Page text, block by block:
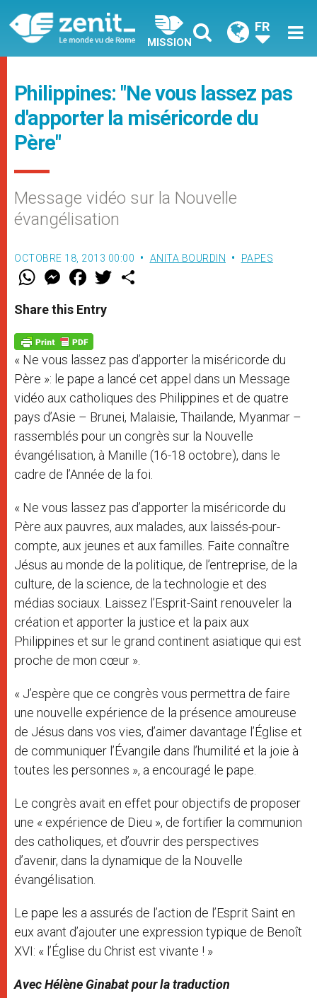
MISSION
FR
Philippines: "Ne vous lassez pas
d'apporter la miséricorde du
Père "
Message vidéo sur la Nouvelle
évangélisation
OCTOBRE 18, 2013 00:00 ANITA BOURDIN PAPES
W
t
s
p
p
M
e
s
e
g
e
r
F
a
e
b
o
k
w
Share this Entry
« Ne vous lassez pas d’apporter la miséricorde du
Père »: le pape a lancé cet appel dans un Message
vidéo aux catholiques des Philippines et de quatre
pays d’Asie – Brunei, Malaisie, Thaïlande, Myanmar –
rassemblés pour un congrès sur la Nouvelle
évangélisation, à Manille (16-18 octobre), dans le
cadre de l’Année de la foi.
« Ne vous lassez pas d’apporter la miséricorde du
Père aux pauvres, aux malades, aux laissés-pour-
compte, aux jeunes et aux familles. Faite connaître
Jésus au monde de la politique, de l’entreprise, de la
culture, de la science, de la technologie et des
médias sociaux. Laissez l’Esprit-Saint renouveler la
création et apporter la justice et la paix aux
Philippines et sur le grand continent asiatique qui est
proche de mon cœur ».
« J’espère que ce congrès vous permettra de faire
une nouvelle expérience de la présence amoureuse
de Jésus dans vos vies, d’aimer davantage l’Église et
de communiquer l’Évangile dans l’humilité et la joie à
toutes les personnes », a encouragé le pape.
Le congrès avait en effet pour objectifs de proposer
une « expérience de Dieu », de fortifier la communion
des catholiques, et d’ouvrir des perspectives
d’avenir, dans la dynamique de la Nouvelle
évangélisation.
Le pape les a assurés de l’action de l’Esprit Saint en
eux avant d’ajouter une expression typique de Benoît
XVI: « l’Église du Christ est vivante ! »
Avec Hélène Ginabat pour la traduction